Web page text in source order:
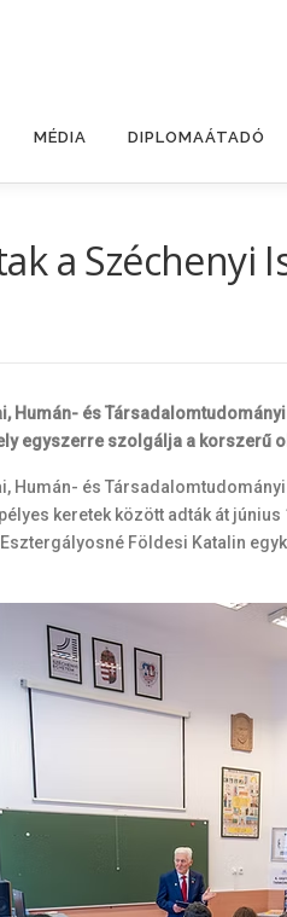
MÉDIA DIPLOMAÁTADÓ
a Széchenyi
Humán- és
egyszerre szolgálja a korszerű
Humán- és
keretek között adták át
Földesi Katalin